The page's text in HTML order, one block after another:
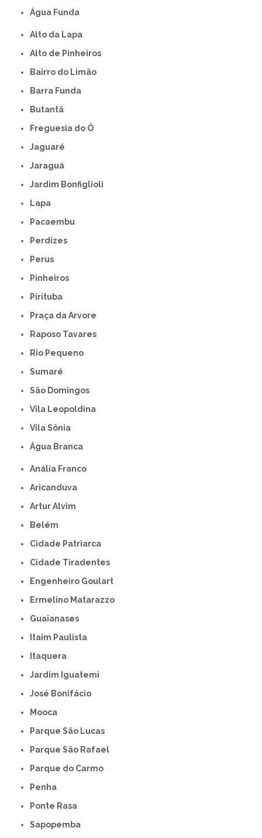
Água Funda
Alto da Lapa
Alto de Pinheiros
Bairro do Limão
Barra Funda
Butantã
Freguesia do Ó
Jaguaré
Jaraguá
Jardim Bonfiglioli
Lapa
Pacaembu
Perdizes
Perus
Pinheiros
Pirituba
Praça da Arvore
Raposo Tavares
Rio Pequeno
Sumaré
São Domingos
Vila Leopoldina
Vila Sônia
Água Branca
Anália Franco
Aricanduva
Artur Alvim
Belém
Cidade Patriarca
Cidade Tiradentes
Engenheiro Goulart
Ermelino Matarazzo
Guaianases
Itaim Paulista
Itaquera
Jardim Iguatemi
José Bonifácio
Mooca
Parque São Lucas
Parque São Rafael
Parque do Carmo
Penha
Ponte Rasa
Sapopemba